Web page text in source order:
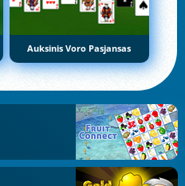
Auksinis Voro Pasjansas